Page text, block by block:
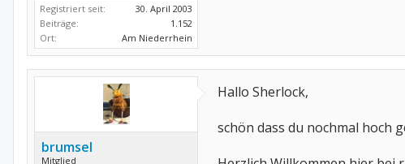
Registriert seit:
30. April 2003
Beiträge:
1.152
Ort:
Am Niederrhein
brumsel
Mitglied
Hallo Sherlock,
schön dass du nochmal hoch